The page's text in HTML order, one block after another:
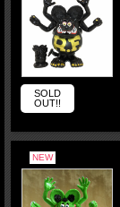
SOLD
OUT!!
NEW